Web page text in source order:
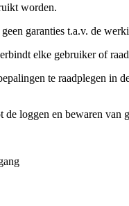
worden.
garanties t.a.v. de
elke gebruiker of
te raadplegen in
loggen en bewaren van